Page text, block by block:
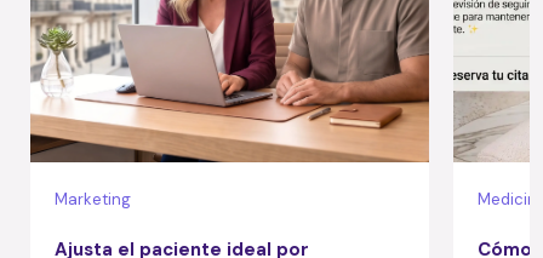
Marketing
Ajusta el paciente ideal por Cómo